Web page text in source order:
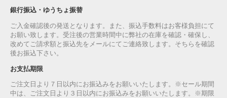
銀行振込・ゆうちょ振替
ご入金確認後の発送となります。また、振込手数料はお客様負担にて
お願い致します。受注後の営業時間中に弊社の在庫を確認・確保し、
改めてご請求額と振込先をメールにてご連絡致します。そちらを確認
後お振込下さい。
お支払期限
ご注文日より７日以内にお振込みをお願いいたします。※セール期間
中は、ご注文日より３日以内にお振込みをお願いいたします。※期限